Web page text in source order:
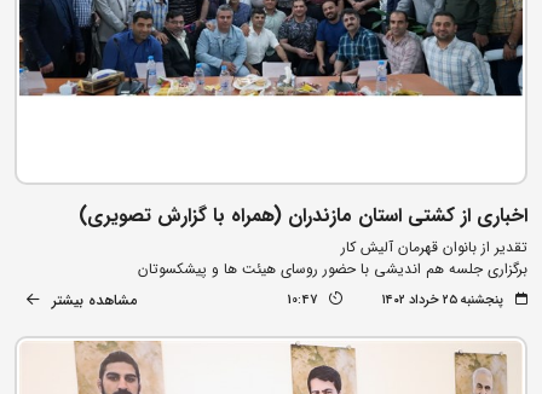
اخباری از کشتی استان مازندران (همراه با گزارش تصویری)
تقدیر از بانوان قهرمان آلیش کار
برگزاری جلسه هم اندیشی با حضور روسای هیئت ها و پیشکسوتان
پنجشنبه ۲۵ خرداد ۱۴۰۲ 10:47 مشاهده بیشتر